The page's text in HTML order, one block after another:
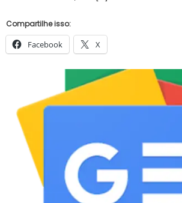
Compartilhe isso:
Facebook X